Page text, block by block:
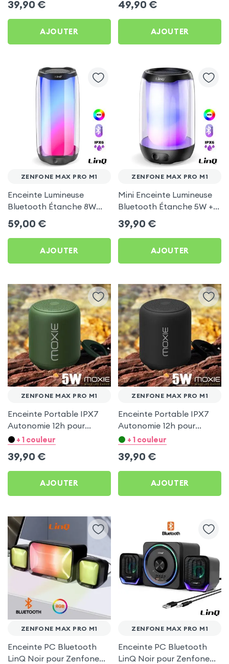
Pro M1
39,90 €
AJOUTER
Pro M1
49,90 €
AJOUTER
ZENFONE MAX PRO M1
Enceinte Lumineuse
Bluetooth Étanche 8W
avec LED RGB - LinQ pour
Zenfone Max Pro M1
59,00 €
AJOUTER
ZENFONE MAX PRO M1
Mini Enceinte Lumineuse
Bluetooth Étanche 5W +
LED RGB - LinQ pour
Zenfone Max Pro M1
39,90 €
AJOUTER
ZENFONE MAX PRO M1
Enceinte Portable IPX7
Autonomie 12h pour
Zenfone Max Pro M1
+ 1 couleur
39,90 €
AJOUTER
ZENFONE MAX PRO M1
Enceinte Portable IPX7
Autonomie 12h pour
Zenfone Max Pro M1
+ 1 couleur
39,90 €
AJOUTER
ZENFONE MAX PRO M1
Enceinte PC Bluetooth
LinQ Noir pour Zenfone
ZENFONE MAX PRO M1
Enceinte PC Bluetooth
LinQ Noir pour Zenfone